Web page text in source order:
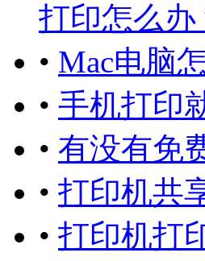
打印怎么办
• Mac电脑
• 手机打印
• 有没有免
• 打印机共
• 打印机打